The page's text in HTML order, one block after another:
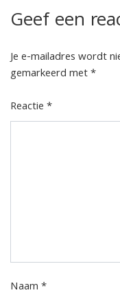
Geef een
Je e-mailadres wordt
gemarkeerd met*
Reactie*
Naam*